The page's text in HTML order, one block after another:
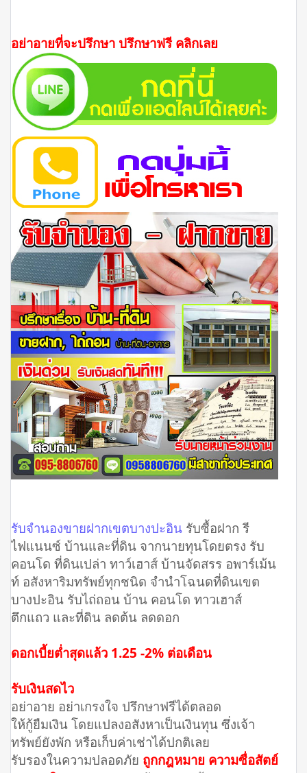
อย่าอายที่จะปรึกษา ปรึกษาฟรี คลิกเลย
รับจำนองขายฝากเขตบางปะอิน รับซื้อฝาก รี
ไฟแนนซ์ บ้านและที่ดิน จากนายทุนโดยตรง รับ
คอนโด ที่ดินเปล่า ทาว์เฮาส์ บ้านจัดสรร อพาร์เม้น
ท์ อสังหาริมทรัพย์ทุกชนิด จํานําโฉนดที่ดินเขต
บางปะอิน รับไถ่ถอน บ้าน คอนโด ทาวเฮาส์
ตึกแถว และที่ดิน ลดต้น ลดดอก
ดอกเบี้ยต่ำสุดแล้ว 1.25 -2% ต่อเดือน
รับเงินสดไว
อย่าอาย อย่าเกรงใจ ปรึกษาฟรีได้ตลอด
ให้กู้ยืมเงิน โดยแปลงอสังหาเป็นเงินทุน ซึ่งเจ้า
ทรัพย์ยังพัก หรือเก็บค่าเช่าได้ปกติเลย
รับรองในความปลอดภัย ถูกกฎหมาย ความซื่อสัตย์